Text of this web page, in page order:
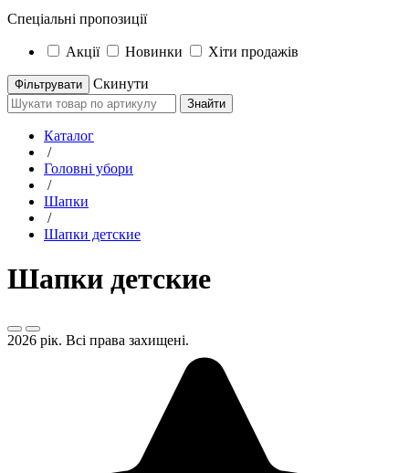
Спеціальні пропозиції
Акції Новинки Хіти продажів
Скинути
Знайти
Каталог
/
Головні убори
/
Шапки
/
Шапки детские
Шапки детские
2026 рік. Всі права захищені.